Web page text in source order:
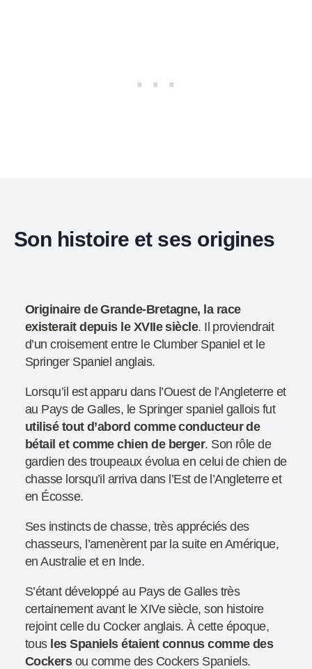
Son histoire et ses origines
Originaire de Grande-Bretagne, la race
existerait depuis le XVIIe siècle. Il proviendrait
d’un croisement entre le Clumber Spaniel et le
Springer Spaniel anglais.
Lorsqu’il est apparu dans l’Ouest de l’Angleterre et
au Pays de Galles, le Springer spaniel gallois fut
utilisé tout d’abord comme conducteur de
bétail et comme chien de berger. Son rôle de
gardien des troupeaux évolua en celui de chien de
chasse lorsqu’il arriva dans l’Est de l’Angleterre et
en Écosse.
Ses instincts de chasse, très appréciés des
chasseurs, l’amenèrent par la suite en Amérique,
en Australie et en Inde.
S’étant développé au Pays de Galles très
certainement avant le XIVe siècle, son histoire
rejoint celle du Cocker anglais. À cette époque,
tous les Spaniels étaient connus comme des
Cockersou comme des Cockers Spaniels.